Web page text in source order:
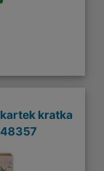
kratka